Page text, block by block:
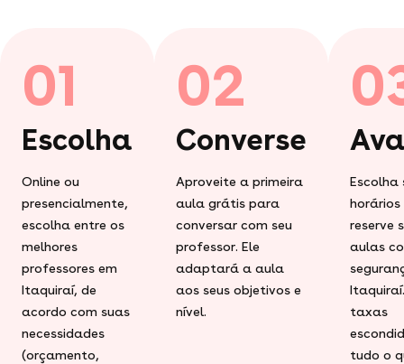
01
Escolha
Online ou
presencialmente,
escolha entre os
melhores
professores em
Itaquiraí, de
acordo com suas
necessidades
(orçamento,
02
Converse
Aproveite a primeira
aula grátis para
conversar com seu
professor. Ele
adaptará a aula
aos seus objetivos e
nível.
Escolha
horários
reserve
aulas
taxas
tudo o